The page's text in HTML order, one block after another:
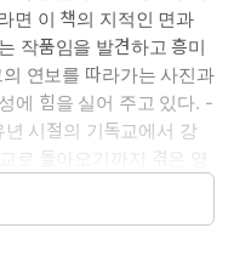
면 이 책의 지적인 면과
작품임을 발견하고 흥미
연보를 따라가는 사진과
에 힘을 실어 주고 있다. -
시절의 기독교에서 강
로 돌아오기까지 겪은 영
가 어떻게 무신론자에서
해하는 사람들에게 대